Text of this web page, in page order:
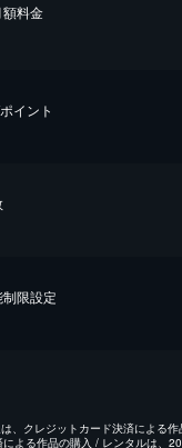
料金
イント
限設定
、クレジットカード決済による作
よる作品の購入 / レンタルは、20